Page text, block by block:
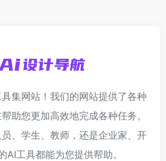
集网站！我们的网站提供了各种
助您更加高效地完成各种任务。
、学生、教师，还是企业家、开
AI工具都能为您提供帮助。